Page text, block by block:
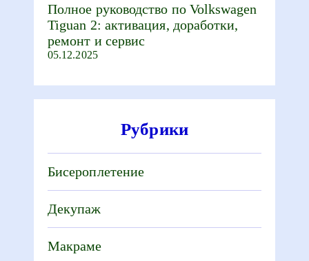
Полное руководство по Volkswagen
Tiguan 2: активация, доработки,
ремонт и сервис
05.12.2025
Рубрики
Бисероплетение
Декупаж
Макраме